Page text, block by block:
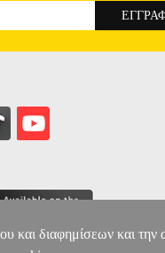
και διαφημίσεων και την